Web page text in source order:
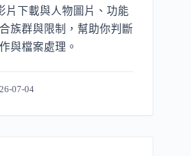
片下載與人物圖片、功能
族群與限制，幫助你判斷
與檔案處理。
07-04